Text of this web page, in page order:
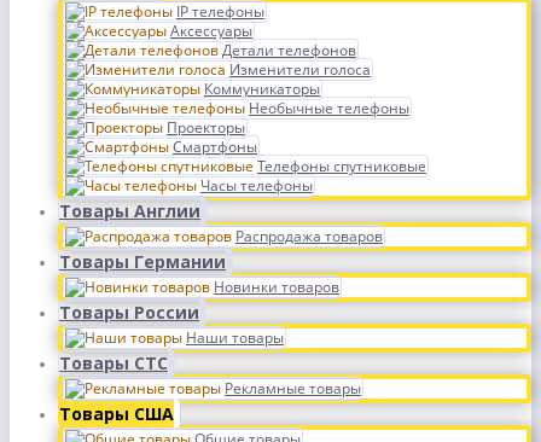
IP телефоны
Аксессуары
Детали телефонов
Изменители голоса
Коммуникаторы
Необычные телефоны
Проекторы
Смартфоны
Телефоны спутниковые
Часы телефоны
Товары Англии
Распродажа товаров
Товары Германии
Новинки товаров
Товары России
Наши товары
Товары СТС
Рекламные товары
Товары США